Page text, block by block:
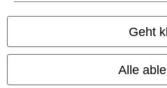
Geht
Alle
Cookie-Einstellungen
Vertrag widerrufen
Alle Preise inkl. gesetzlicher